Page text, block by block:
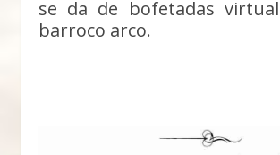
se da de bofetadas
barroco arco.